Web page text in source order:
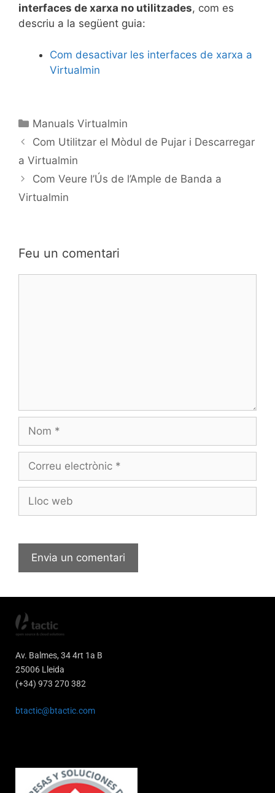
interfaces de xarxa no utilitzades, com es
descriu a la següent guia:
Com desactivar les interfaces de xarxa a
Virtualmin
Manuals Virtualmin
Com Utilitzar el Mòdul de Pujar i Descarregar
a Virtualmin
Com Veure l’Ús de l’Ample de Banda a
Virtualmin
Feu un comentari
Av. Balmes, 34 4rt 1a B
25006 Lleida
(+34) 973 270 382
btactic@btactic.com